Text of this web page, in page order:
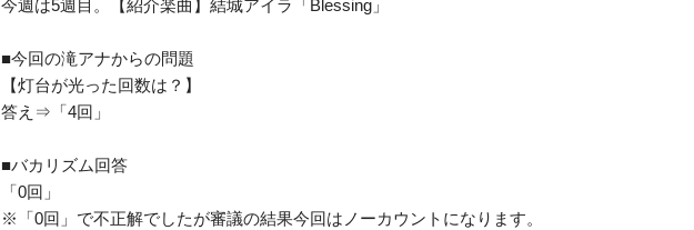
今週は5週目。【紹介楽曲】結城アイラ「Blessing」
■今回の滝アナからの問題
【灯台が光った回数は？】
答え⇒「4回」
■バカリズム回答
「0回」
※「0回」で不正解でしたが審議の結果今回はノーカウントになります。